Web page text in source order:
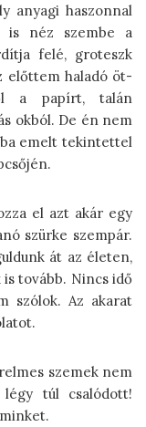
anyagi haszonnal
is néz szembe a
felé, groteszk
előttem haladó öt-
a papírt, talán
okból. De én nem
emelt tekintettel
el azt akár egy
szürke szempár.
át az életen,
tovább. Nincs idő
szólok. Az akarat
szemek nem
légy túl csalódott!